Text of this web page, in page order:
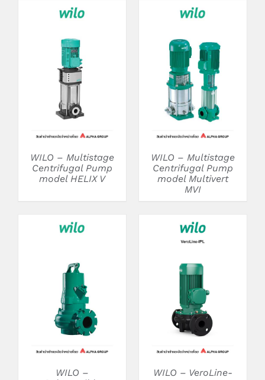
DETAILS
WILO – Multistage
Centrifugal Pump
model HELIX V
DETAILS
WILO – Multistage
Centrifugal Pump
model Multivert
MVI
DETAILS
WILO –
DETAILS
WILO – VeroLine-